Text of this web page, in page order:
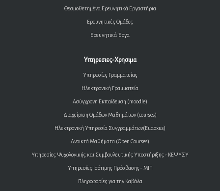
Θεσμοθετημένα Ερευνητικά Εργαστήρια
Ερευνητικές Ομάδες
Ερευνητικά Έργα
Υπηρεσιες-Χρησιμα
Υπηρεσίες Γραμματείας
Ηλεκτρονική Γραμματεία
Ασύγχρονη Εκπαίδευση (moodle)
Διαχείριση Ομάδων Μαθημάτων (courses)
Ηλεκτρονική Υπηρεσία Συγγραμμάτων(Eudoxus)
Ανοικτά Μαθήματα (Open Courses)
Υπηρεσίες Ψυχολογικής και Συμβουλευτικής Υποστήριξης - ΚΕΨΥΣΥ
Υπηρεσίες Ισότιμης Πρόσβασης - ΜΙΠ
Πληροφορίες για την Καβάλα